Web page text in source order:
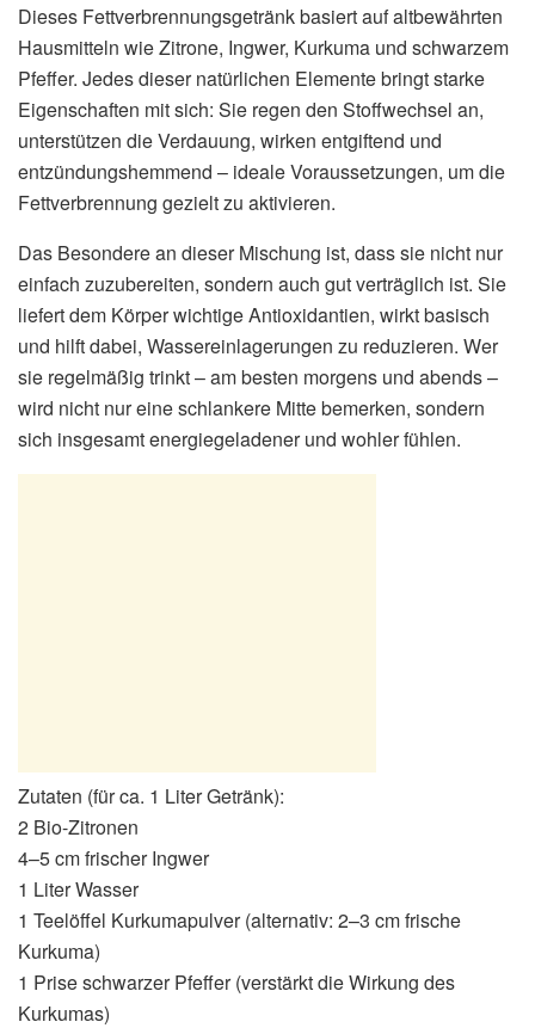
Dieses Fettverbrennungsgetränk basiert auf altbewährten
Hausmitteln wie Zitrone, Ingwer, Kurkuma und schwarzem
Pfeffer. Jedes dieser natürlichen Elemente bringt starke
Eigenschaften mit sich: Sie regen den Stoffwechsel an,
unterstützen die Verdauung, wirken entgiftend und
entzündungshemmend – ideale Voraussetzungen, um die
Fettverbrennung gezielt zu aktivieren.
Das Besondere an dieser Mischung ist, dass sie nicht nur
einfach zuzubereiten, sondern auch gut verträglich ist. Sie
liefert dem Körper wichtige Antioxidantien, wirkt basisch
und hilft dabei, Wassereinlagerungen zu reduzieren. Wer
sie regelmäßig trinkt – am besten morgens und abends –
wird nicht nur eine schlankere Mitte bemerken, sondern
sich insgesamt energiegeladener und wohler fühlen.
Zutaten (für ca. 1 Liter Getränk):
2 Bio-Zitronen
4–5 cm frischer Ingwer
1 Liter Wasser
1 Teelöffel Kurkumapulver (alternativ: 2–3 cm frische
Kurkuma)
1 Prise schwarzer Pfeffer (verstärkt die Wirkung des
Kurkumas)